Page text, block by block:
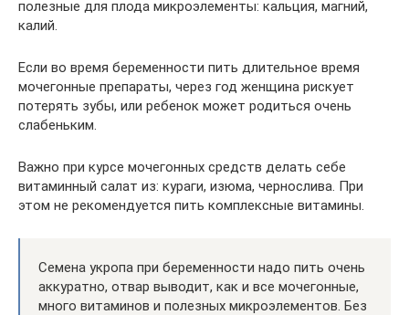
полезные для плода микроэлементы: кальция, магний,
калий.
Если во время беременности пить длительное время
мочегонные препараты, через год женщина рискует
потерять зубы, или ребенок может родиться очень
слабеньким.
Важно при курсе мочегонных средств делать себе
витаминный салат из: кураги, изюма, чернослива. При
этом не рекомендуется пить комплексные витамины.
Семена укропа при беременности надо пить очень
аккуратно, отвар выводит, как и все мочегонные,
много витаминов и полезных микроэлементов. Без